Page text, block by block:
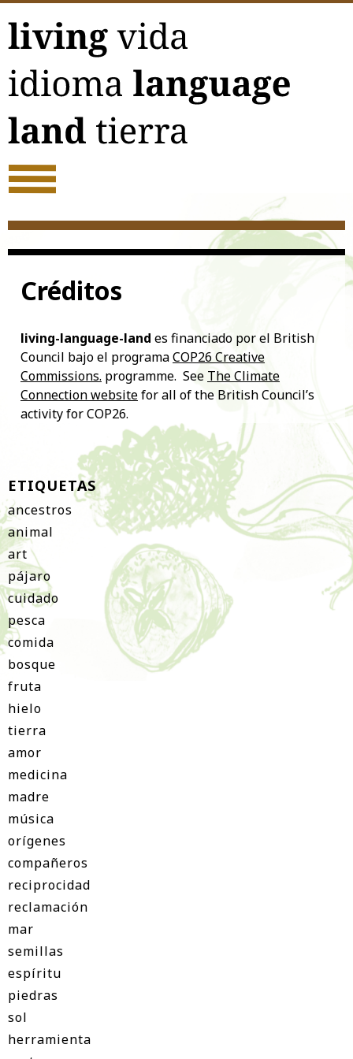
Créditos
living-language-land es financiado por el British
Council bajo el programaCOP26 Creative
Commissions. programme. See The Climate
Connection websitefor all of the British Council’s
activity for COP26.
ETIQUETAS
ancestros
animal
art
pájaro
cuidado
pesca
comida
bosque
fruta
hielo
tierra
amor
medicina
madre
música
orígenes
compañeros
reciprocidad
reclamación
mar
semillas
espíritu
piedras
sol
herramienta